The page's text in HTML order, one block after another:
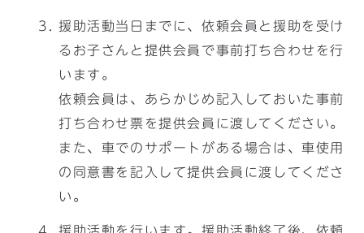
援助活動当日までに、依頼会員と援助を受け
るお子さんと提供会員で事前打ち合わせを行
います。
依頼会員は、あらかじめ記入しておいた事前
打ち合わせ票を提供会員に渡してください。
また、車でのサポートがある場合は、車使用
の同意書を記入して提供会員に渡してくださ
い。